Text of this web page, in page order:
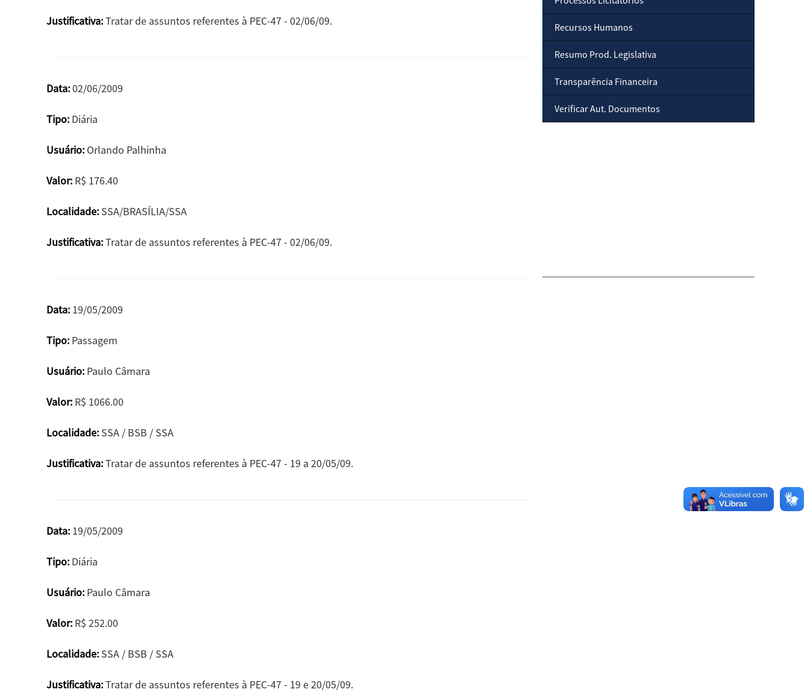
Justificativa:Tratar de assuntos referentes à PEC-47 - 02/06/09.
Data:02/06/2009
Tipo: Diária
Usuário: Orlando Palhinha
Valor: R$ 176.40
Localidade: SSA/BRASÍLIA/SSA
Justificativa:Tratar de assuntos referentes à PEC-47 - 02/06/09.
Data: 19/05/2009
Tipo: Passagem
Usuário: Paulo Câmara
Valor: R$ 1066.00
Localidade: SSA / BSB / SSA
Justificativa:Tratar de assuntos referentes à PEC-47 - 19 a 20/05/09.
Data: 19/05/2009
Tipo: Diária
Usuário: Paulo Câmara
Valor: R$ 252.00
Localidade: SSA / BSB / SSA
Justificativa:Tratar de assuntos referentes à PEC-47 - 19 e 20/05/09.
Recursos Humanos
Resumo Prod. Legislativa
Transparência Financeira
Verificar Aut. Documentos